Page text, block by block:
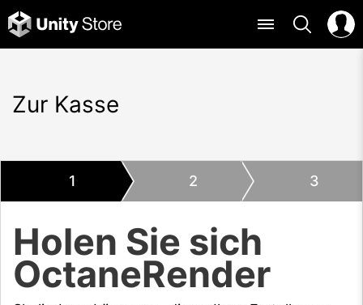
Zur Kasse
1 2 3
Holen Sie sich
OctaneRender